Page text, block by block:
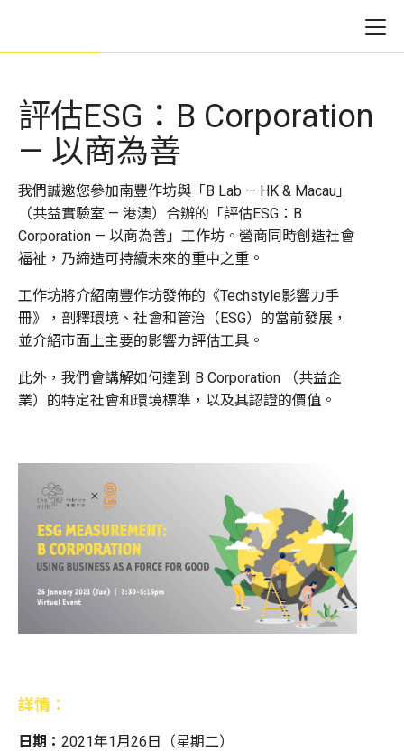
評估ESG：B Corporation
— 以商為善
我們誠邀您參加南豐作坊與 「B Lab — HK & Macau」
（共益實驗室 — 港澳） 合辦的「評估ESG：B
Corporation — 以商為善」工作坊。營商同時創造社會
福祉，乃締造可持續未來的重中之重。
工作坊將介紹南豐作坊發佈的《Techstyle影響力手
冊》，剖釋環境、社會和管治（ESG）的當前發展，
並介紹市面上主要的影響力評估工具。
此外，我們會講解如何達到 B Corporation （共益企
業） 的特定社會和環境標準，以及其認證的價值。
詳情：
日期： 2021年1月26日（星期二）